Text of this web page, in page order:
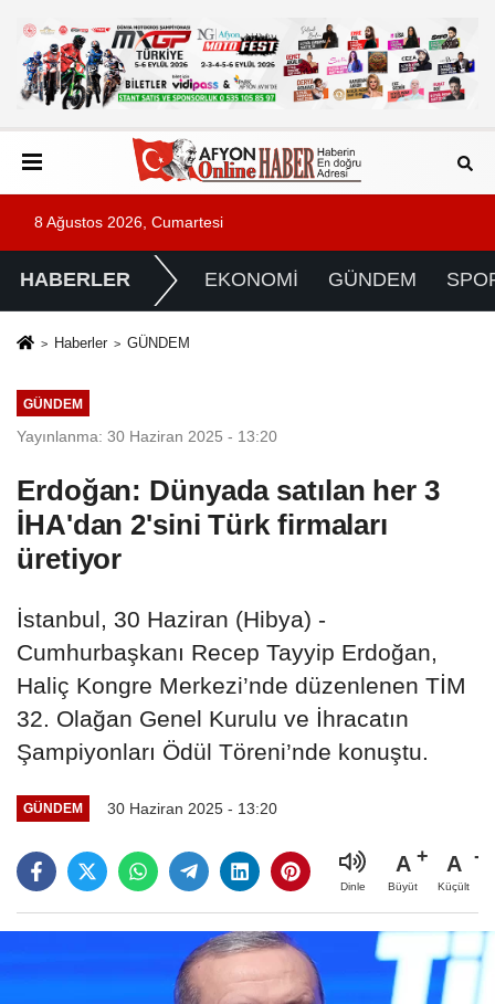
8 Ağustos 2026, Cumartesi
HABERLER EKONOMİ GÜNDEM
Haberler GÜNDEM
GÜNDEM
Yayınlanma: 30 Haziran 2025 - 13:20
Erdoğan: Dünyada satılan her 3
İHA'dan 2'sini Türk firmaları
üretiyor
İstanbul, 30 Haziran (Hibya) -
Cumhurbaşkanı Recep Tayyip Erdoğan,
Haliç Kongre Merkezi’nde düzenlenen TİM
32. Olağan Genel Kurulu ve İhracatın
Şampiyonları Ödül Töreni’nde konuştu.
GÜNDEM 30 Haziran 2025 - 13:20
Dinle
A
Büyüt
A
Küçült